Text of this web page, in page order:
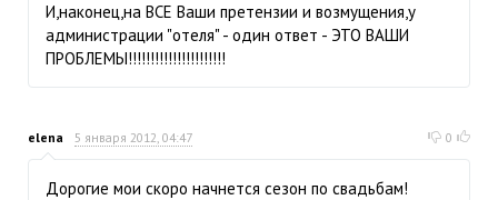
И,наконец,на ВСЕ Ваши претензии и возмущения,у
администрации "отеля" - один ответ - ЭТО ВАШИ
ПРОБЛЕМЫ!!!!!!!!!!!!!!!!!!!!!!
elena 5 января 2012, 04:47 0
Дорогие мои скоро начнется сезон по свадьбам!